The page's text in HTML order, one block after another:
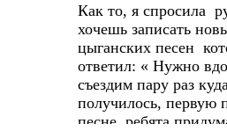
Как то, я спросила
хочешь записать
цыганских песен
ответил: « Нужно
съездим пару раз
получилось, первую
песне, ребята